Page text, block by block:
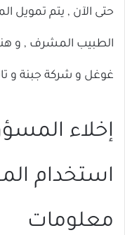
حتى الآن , يتم
الطبيب المشرف , و
غوغل و شركة جبنة و
إخلاء
استخدام
معلومات